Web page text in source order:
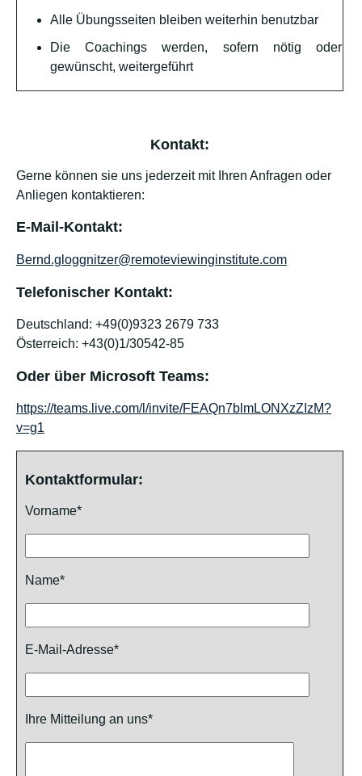
Alle Übungsseiten bleiben weiterhin benutzbar
Die Coachings werden, sofern nötig oder
gewünscht, weitergeführt
Kontakt:
Gerne können sie uns jederzeit mit Ihren Anfragen oder
Anliegen kontaktieren:
E-Mail-Kontakt:
Bernd.gloggnitzer@remoteviewinginstitute.com
Telefonischer Kontakt:
Deutschland: +49(0)9323 2679 733
Österreich: +43(0)1/30542-85
Oder über Microsoft Teams:
https://teams.live.com/l/invite/FEAQn7blmLONXzZIzM?
v=g1
Kontaktformular:
Vorname*
Name*
E-Mail-Adresse*
Ihre Mitteilung an uns*